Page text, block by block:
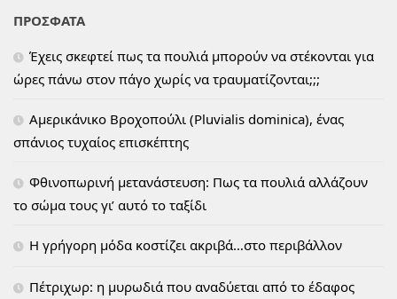
ΠΡΟΣΦΑΤΑ
Έχεις σκεφτεί πως τα πουλιά μπορούν να στέκονται για
ώρες πάνω στον πάγο χωρίς να τραυματίζονται;;;
Αμερικάνικο Βροχοπούλι (Pluvialis dominica), ένας
σπάνιος τυχαίος επισκέπτης
Φθινοπωρινή μετανάστευση: Πως τα πουλιά αλλάζουν
το σώμα τους γι’ αυτό το ταξίδι
H γρήγορη μόδα κοστίζει ακριβά…στο περιβάλλον
Πέτριχωρ: η μυρωδιά που αναδύεται από το έδαφος